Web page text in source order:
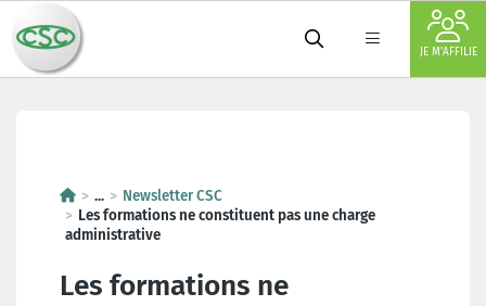
JE M'AFFILIE
...
Newsletter CSC
Les formations ne constituent pas une charge
administrative
Les formations ne